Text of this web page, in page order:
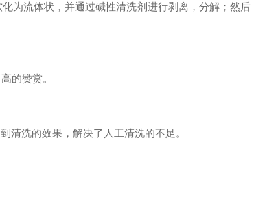
为流体状，并通过碱性清洗剂进行剥离，分解；然后
的赞赏。
清洗的效果，解决了人工清洗的不足。